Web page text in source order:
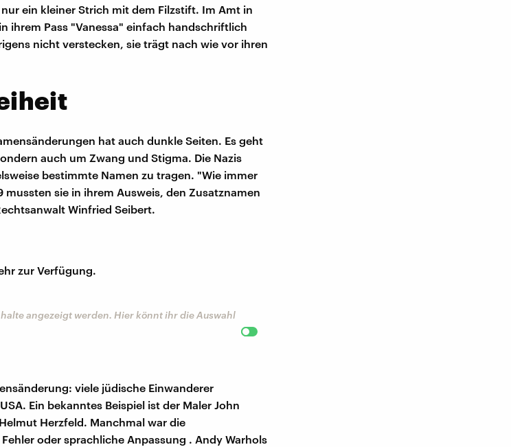
ein kleiner Strich mit dem Filzstift. Im Amt in
ihrem Pass "Vanessa" einfach handschriftlich
nicht verstecken, sie trägt nach wie vor ihren
hat auch dunkle Seiten. Es geht
auch um Zwang und Stigma. Die Nazis
bestimmte Namen zu tragen. "Wie immer
mussten sie in ihrem Ausweis, den Zusatznamen
Winfried Seibert.
zur Verfügung.
angezeigt werden. Hier könnt ihr die Auswahl
viele jüdische Einwanderer
Ein bekanntes Beispiel ist der Maler John
Herzfeld. Manchmal war die
oder sprachliche Anpassung . Andy Warhols